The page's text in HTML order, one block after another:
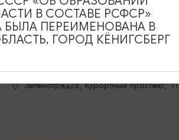
МУЗЕИ
Зеленоградск, Курортный проспект, 11
В СОСТАВЕ РСФСР»
БЫЛА ПЕРЕИМЕНОВАНА В
ГОРОД КЁНИГСБЕРГ